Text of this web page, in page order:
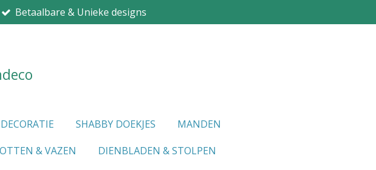
Betaalbare & Unieke designs
DECORATIE SHABBY DOEKJES
MANDEN
& VAZEN
DIENBLADEN & STOLPEN